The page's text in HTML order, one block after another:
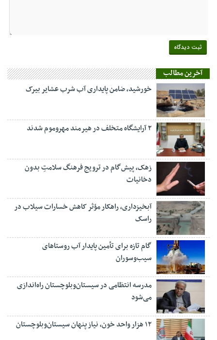
آخرین مطالب
خورشید، ضامن پایداری آب شرب عشایر بیرک
۲ آرایشگاه متخلف در هیرمند مهروموم شدند
زهک، پیش‌گام در ترویج فرهنگ سلامتِ بدون
دخانیات
آبخیزداری، راهکار مؤثر کاهش خسارات سیلاب در
راسک
گام تازه برای تأمین پایدار آب روستاهای
سیب‌وسوران
مدرسه انتظامی در سیستان‌وبلوچستان راه‌اندازی
می‌شود
۱۲ هزار واحد خون، نیاز پنهان سیستان‌وبلوچستان